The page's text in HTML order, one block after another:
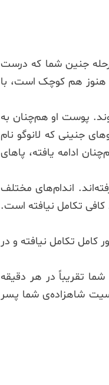
جنین شما که درست
الی 18 سانتی‌متر دارد. اگر به نظرتان او هنوز هم کوچک است، با
پوست او هم‌چنان به
جنینی که لانوگو نام
ادامه یافته، پاهای
اندام‌های مختلف
تکامل نیافته است.
کامل تکامل نیافته و در
تقریباً در هر دقیقه
جنسیت شاهزاده‌ی شما پسر